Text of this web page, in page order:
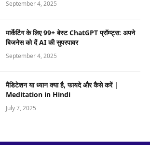
September 4, 2025
मार्केटिंग के लिए 99+ बेस्ट ChatGPT प्रॉम्प्ट्स: अपने
बिजनेस को दें AI की सुपरपावर
September 4, 2025
मैडिटेशन या ध्यान क्या है, फायदे और कैसे करें |
Meditation in Hindi
July 7, 2025